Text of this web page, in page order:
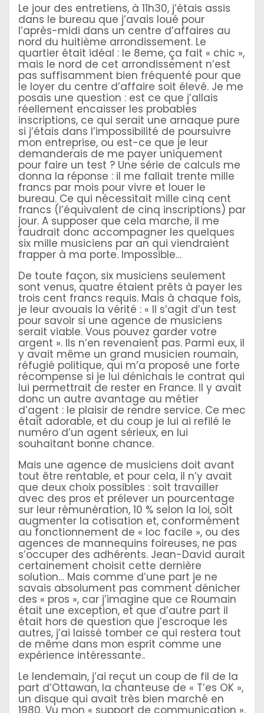
Le jour des entretiens, à 11h30, j’étais assis
dans le bureau que j’avais loué pour
l’après-midi dans un centre d’affaires au
nord du huitième arrondissement. Le
quartier était idéal : le 8eme, ça fait « chic »,
mais le nord de cet arrondissement n’est
pas suffisamment bien fréquenté pour que
le loyer du centre d’affaire soit élevé. Je me
posais une question : est ce que j’allais
réellement encaisser les probables
inscriptions, ce qui serait une arnaque pure
si j’étais dans l’impossibilité de poursuivre
mon entreprise, ou est-ce que je leur
demanderais de me payer uniquement
pour faire un test ? Une série de calculs me
donna la réponse : il me fallait trente mille
francs par mois pour vivre et louer le
bureau. Ce qui nécessitait mille cinq cent
francs (l’équivalent de cinq inscriptions) par
jour. A supposer que cela marche, il me
faudrait donc accompagner les quelques
six mille musiciens par an qui viendraient
frapper à ma porte. Impossible…
De toute façon, six musiciens seulement
sont venus, quatre étaient prêts à payer les
trois cent francs requis. Mais à chaque fois,
je leur avouais la vérité : « Il s’agit d’un test
pour savoir si une agence de musiciens
serait viable. Vous pouvez garder votre
argent ». Ils n’en revenaient pas. Parmi eux, il
y avait même un grand musicien roumain,
réfugié politique, qui m’a proposé une forte
récompense si je lui dénichais le contrat qui
lui permettrait de rester en France. Il y avait
donc un autre avantage au métier
d’agent : le plaisir de rendre service. Ce mec
était adorable, et du coup je lui ai refilé le
numéro d’un agent sérieux, en lui
souhaitant bonne chance.
Mais une agence de musiciens doit avant
tout être rentable, et pour cela, il n’y avait
que deux choix possibles : soit travailler
avec des pros et prélever un pourcentage
sur leur rémunération, 10 % selon la loi, soit
augmenter la cotisation et, conformément
au fonctionnement de « loc facile », ou des
agences de mannequins foireuses, ne pas
s’occuper des adhérents. Jean-David aurait
certainement choisit cette dernière
solution… Mais comme d’une part je ne
savais absolument pas comment dénicher
des « pros », car j’imagine que ce Roumain
était une exception, et que d’autre part il
était hors de question que j’escroque les
autres, j’ai laissé tomber ce qui restera tout
de même dans mon esprit comme une
expérience intéressante..
Le lendemain, j’ai reçut un coup de fil de la
part d’Ottawan, la chanteuse de « T’es OK »,
un disque qui avait très bien marché en
1980. Vu mon « support de communication »,